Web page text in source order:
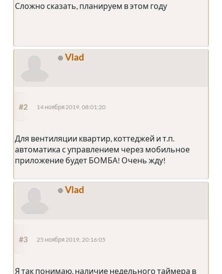
Сложно сказать, планируем в этом году
Vlad
#2 14 ноября 2019, 08:01:20
Для вентиляции квартир, коттеджей и т.п.
автоматика с управлением через мобильное
приложение будет БОМБА! Очень жду!
Vlad
#3 25 ноября 2019, 20:16:05
Я так понимаю, наличие недельного таймера в